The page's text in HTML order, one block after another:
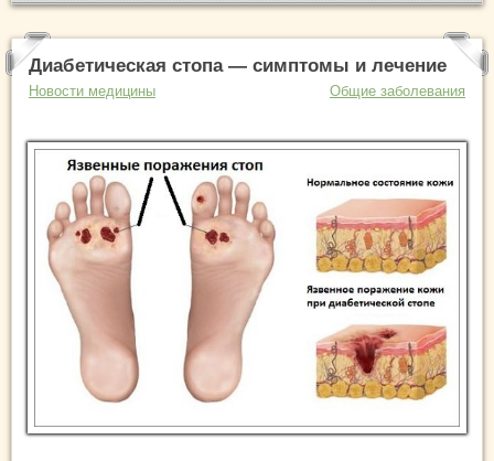
Диабетическая стопа — симптомы и лечение
Новости медицины Общие заболевания